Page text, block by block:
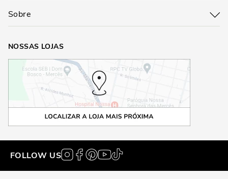
Sobre
NOSSAS LOJAS
FOLLOW US